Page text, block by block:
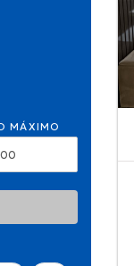
MÁXIMO